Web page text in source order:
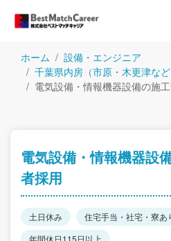
ホーム
設備・エンジニア
千葉県内房（市原・木更津など
電気設備・情報機器設備の施
電気設備・情報機器
者採用
土日休み 住宅手当・社宅・寮あ
年間休日115日以上